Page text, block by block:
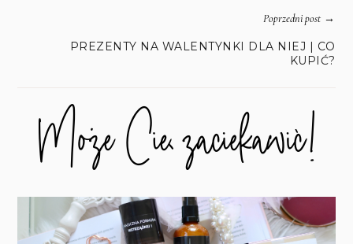
Poprzedni post→
PREZENTY NA WALENTYNKI DLA NIEJ | CO
KUPIĆ?